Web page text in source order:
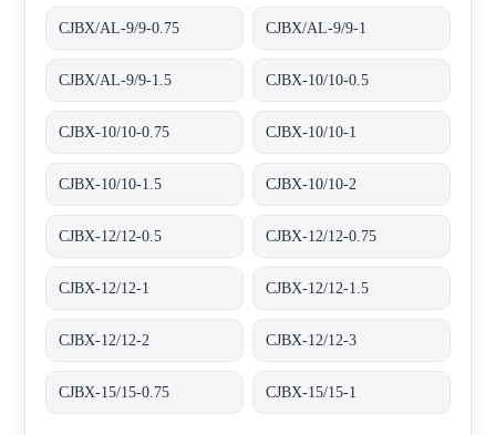
CJBX/AL-9/9-0.75 CJBX/AL-9/9-1
CJBX/AL-9/9-1.5 CJBX-10/10-0.5
CJBX-10/10-0.75 CJBX-10/10-1
CJBX-10/10-1.5 CJBX-10/10-2
CJBX-12/12-0.5 CJBX-12/12-0.75
CJBX-12/12-1 CJBX-12/12-1.5
CJBX-12/12-2 CJBX-12/12-3
CJBX-15/15-0.75 CJBX-15/15-1